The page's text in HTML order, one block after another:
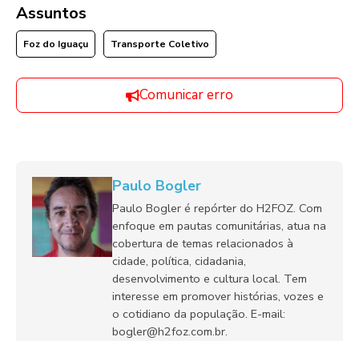
Assuntos
Foz do Iguaçu Transporte Coletivo
Comunicar erro
Paulo Bogler
Paulo Bogler é repórter do H2FOZ. Com
enfoque em pautas comunitárias, atua na
cobertura de temas relacionados à
cidade, política, cidadania,
desenvolvimento e cultura local. Tem
interesse em promover histórias, vozes e
o cotidiano da população. E-mail:
bogler@h2foz.com.br.